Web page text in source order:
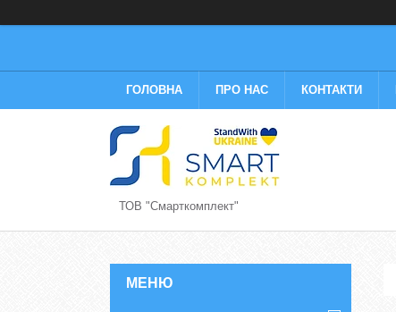
ГОЛОВНА ПРО НАС КОНТАКТИ
ТОВ "Смарткомплект"